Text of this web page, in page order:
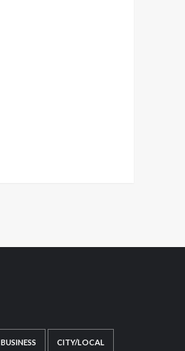
BUSINESS CITY/LOCAL